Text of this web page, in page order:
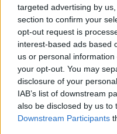
targeted advertising by
section to confirm your
opt-out request is
interest-based ads based
us or personal
your opt-out. You may
disclosure of your
IAB’s list of downstream
also be disclosed by us to
Downstream Participants
mondatok is azt
nem a helyi jelöltek
kormányváltás
A beszéd a március
lazább, kötetlenebb